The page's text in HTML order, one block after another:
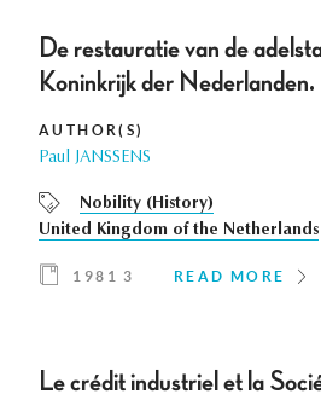
De restauratie van de
Koninkrijk der Nederlanden.
AUTHOR(S)
Paul JANSSENS
Nobility (History)
United Kingdom of the Netherlands
1981 3 READ MORE
Le crédit industriel et la